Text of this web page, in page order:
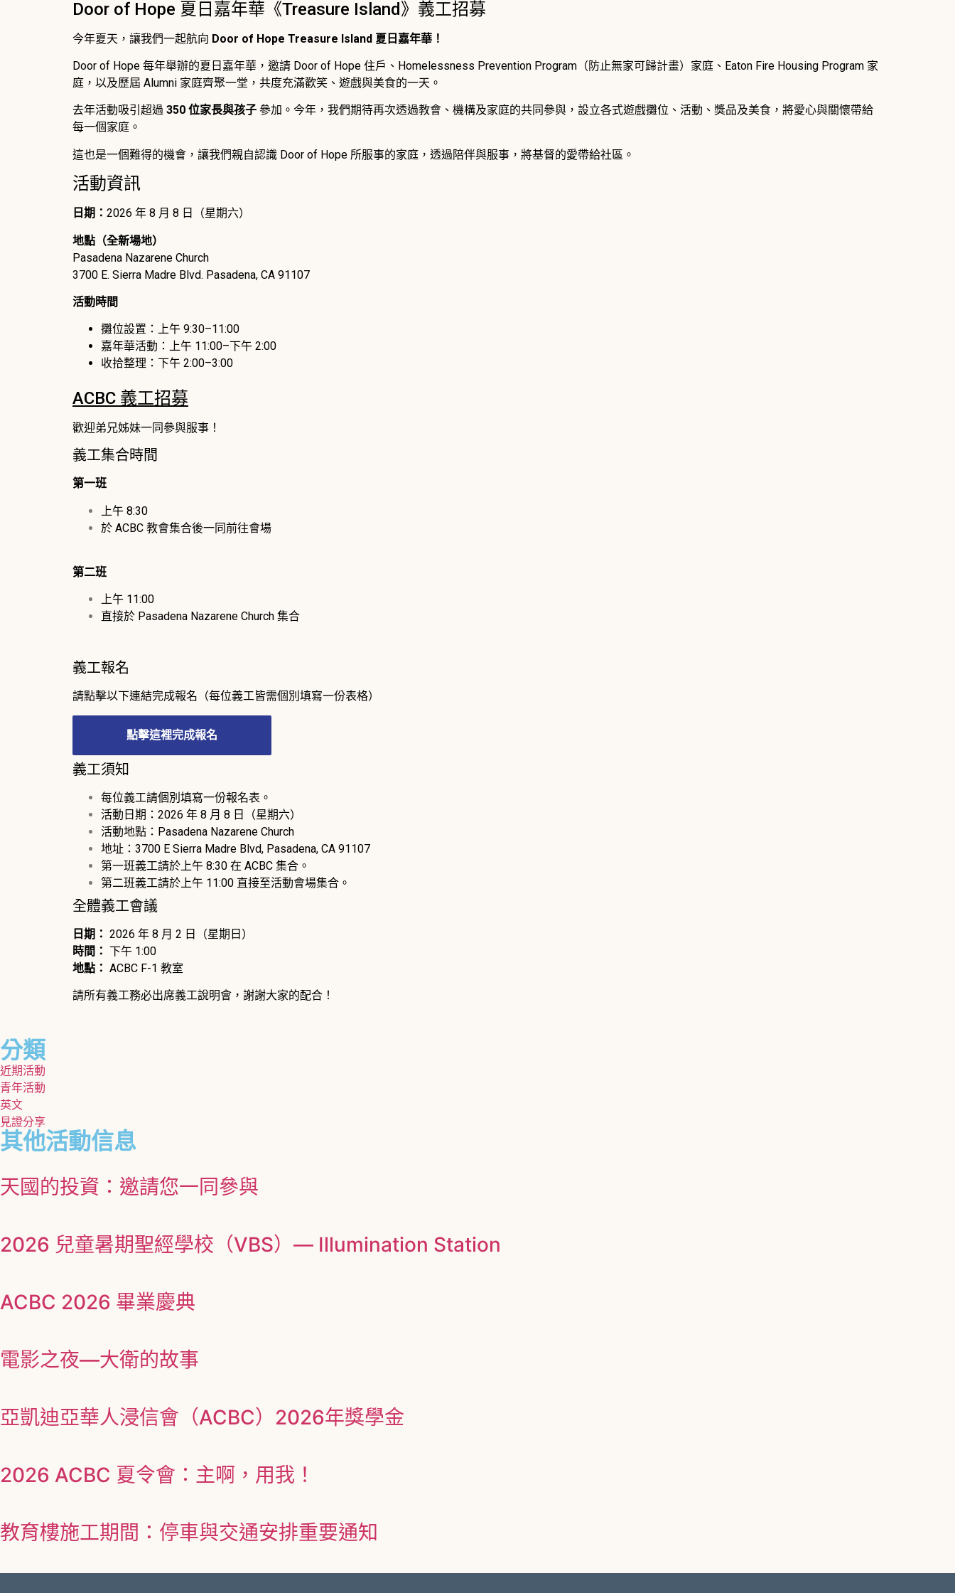
Door of Hope 夏日嘉年華《Treasure Island》義工招募
今年夏天，讓我們一起航向 Door of Hope Treasure Island 夏日嘉年華！
Door of Hope 每年舉辦的夏日嘉年華，邀請 Door of Hope 住戶、Homelessness Prevention Program（防止無家可歸計畫）家庭、Eaton Fire Housing Program 家
庭，以及歷屆 Alumni 家庭齊聚一堂，共度充滿歡笑、遊戲與美食的一天。
去年活動吸引超過 350 位家長與孩子 參加。今年，我們期待再次透過教會、機構及家庭的共同參與，設立各式遊戲攤位、活動、獎品及美食，將愛心與關懷帶給
每一個家庭。
這也是一個難得的機會，讓我們親自認識 Door of Hope 所服事的家庭，透過陪伴與服事，將基督的愛帶給社區。
活動資訊
日期： 2026 年 8 月 8 日（星期六）
地點（全新場地）
Pasadena Nazarene Church
3700 E. Sierra Madre Blvd. Pasadena, CA 91107
活動時間
攤位設置：上午 9:30–11:00
嘉年華活動：上午 11:00–下午 2:00
收拾整理：下午 2:00–3:00
ACBC 義工招募
歡迎弟兄姊妹一同參與服事！
義工集合時間
第一班
上午 8:30
於 ACBC 教會集合後一同前往會場
第二班
上午 11:00
直接於 Pasadena Nazarene Church 集合
義工報名
請點擊以下連結完成報名（每位義工皆需個別填寫一份表格）
點擊這裡完成報名
義工須知
每位義工請個別填寫一份報名表。
活動日期：2026 年 8 月 8 日（星期六）
活動地點：Pasadena Nazarene Church
地址：3700 E Sierra Madre Blvd, Pasadena, CA 91107
第一班義工請於上午 8:30 在 ACBC 集合。
第二班義工請於上午 11:00 直接至活動會場集合。
全體義工會議
日期： 2026 年 8 月 2 日（星期日）
時間： 下午 1:00
地點： ACBC F-1 教室
請所有義工務必出席義工說明會，謝謝大家的配合！
分類
近期活動
青年活動
英文
見證分享
其他活動信息
天國的投資：邀請您一同參與
2026 兒童暑期聖經學校（VBS）— Illumination Station
ACBC 2026 畢業慶典
電影之夜—大衛的故事
亞凱迪亞華人浸信會（ACBC）2026年獎學金
2026 ACBC 夏令會：主啊，用我！
教育樓施工期間：停車與交通安排重要通知